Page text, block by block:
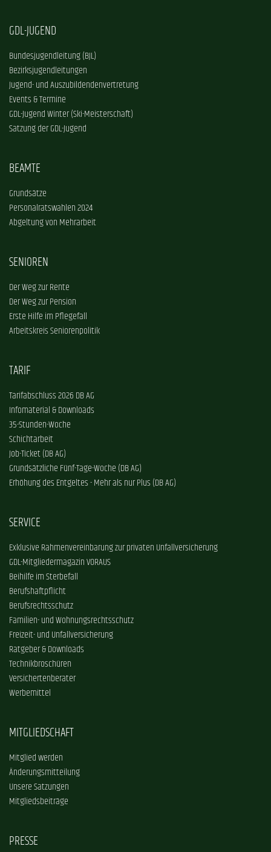
GDL-JUGEND
Bundesjugendleitung (BJL)
Bezirksjugendleitungen
Jugend- und Auszubildendenvertretung
Events & Termine
GDL-Jugend Winter (Ski-Meisterschaft)
Satzung der GDL-Jugend
BEAMTE
Grundsätze
Personalratswahlen 2024
Abgeltung von Mehrarbeit
SENIOREN
Der Weg zur Rente
Der Weg zur Pension
Erste Hilfe im Pflegefall
Arbeitskreis Seniorenpolitik
TARIF
Tarifabschluss 2026 DB AG
Infomaterial & Downloads
35-Stunden-Woche
Schichtarbeit
Job-Ticket (DB AG)
Grundsätzliche Fünf-Tage-Woche (DB AG)
Erhöhung des Entgeltes - Mehr als nur Plus (DB AG)
SERVICE
Exklusive Rahmenvereinbarung zur privaten Unfallversicherung
GDL-Mitgliedermagazin VORAUS
Beihilfe im Sterbefall
Berufshaftpflicht
Berufsrechtsschutz
Familien- und Wohnungsrechtsschutz
Freizeit- und Unfallversicherung
Ratgeber & Downloads
Technikbroschüren
Versichertenberater
Werbemittel
MITGLIEDSCHAFT
Mitglied werden
Änderungsmitteilung
Unsere Satzungen
Mitgliedsbeiträge
PRESSE